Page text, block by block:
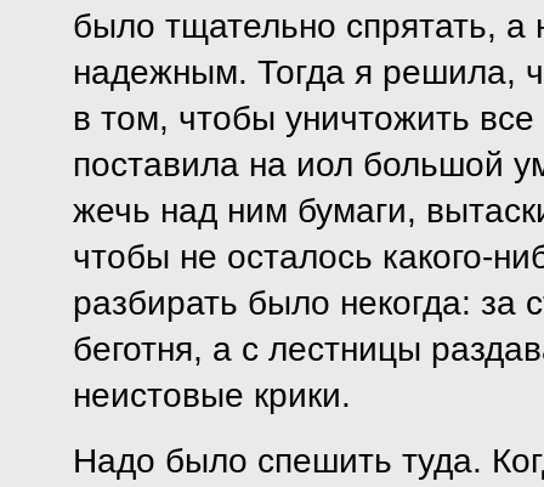
было тщательно спрятать,
надежным. Тогда я решила,
в том, чтобы уничтожить
поставила на иол большой
жечь над ним бумаги,
чтобы не осталось какого-
разбирать было некогда:
беготня, а с лестницы
неистовые крики.
Надо было спешить туда.